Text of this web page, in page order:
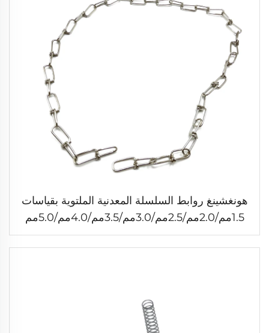
هونغشينغ روابط السلسلة المعدنية الملتوية بقياسات
1.5مم/2.0مم/2.5مم/3.0مم/3.5مم/4.0مم/5.0مم
رابط السلسلة